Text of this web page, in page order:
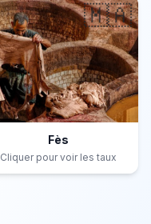
🇲🇦
Fès
Cliquer pour voir les taux